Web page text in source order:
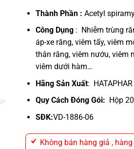
Thành Phần : Acetyl
Công Dụng : Nhiễm trùng
áp-xe răng, viêm tấy, viêm
thân răng, viêm nướu, viêm
viêm dưới hàm…
Hãng Sản Xuất: HATAPHAR
Quy Cách Đóng Gói: Hộp
SĐK:VD-1886-06
Không bán hàng giả ,